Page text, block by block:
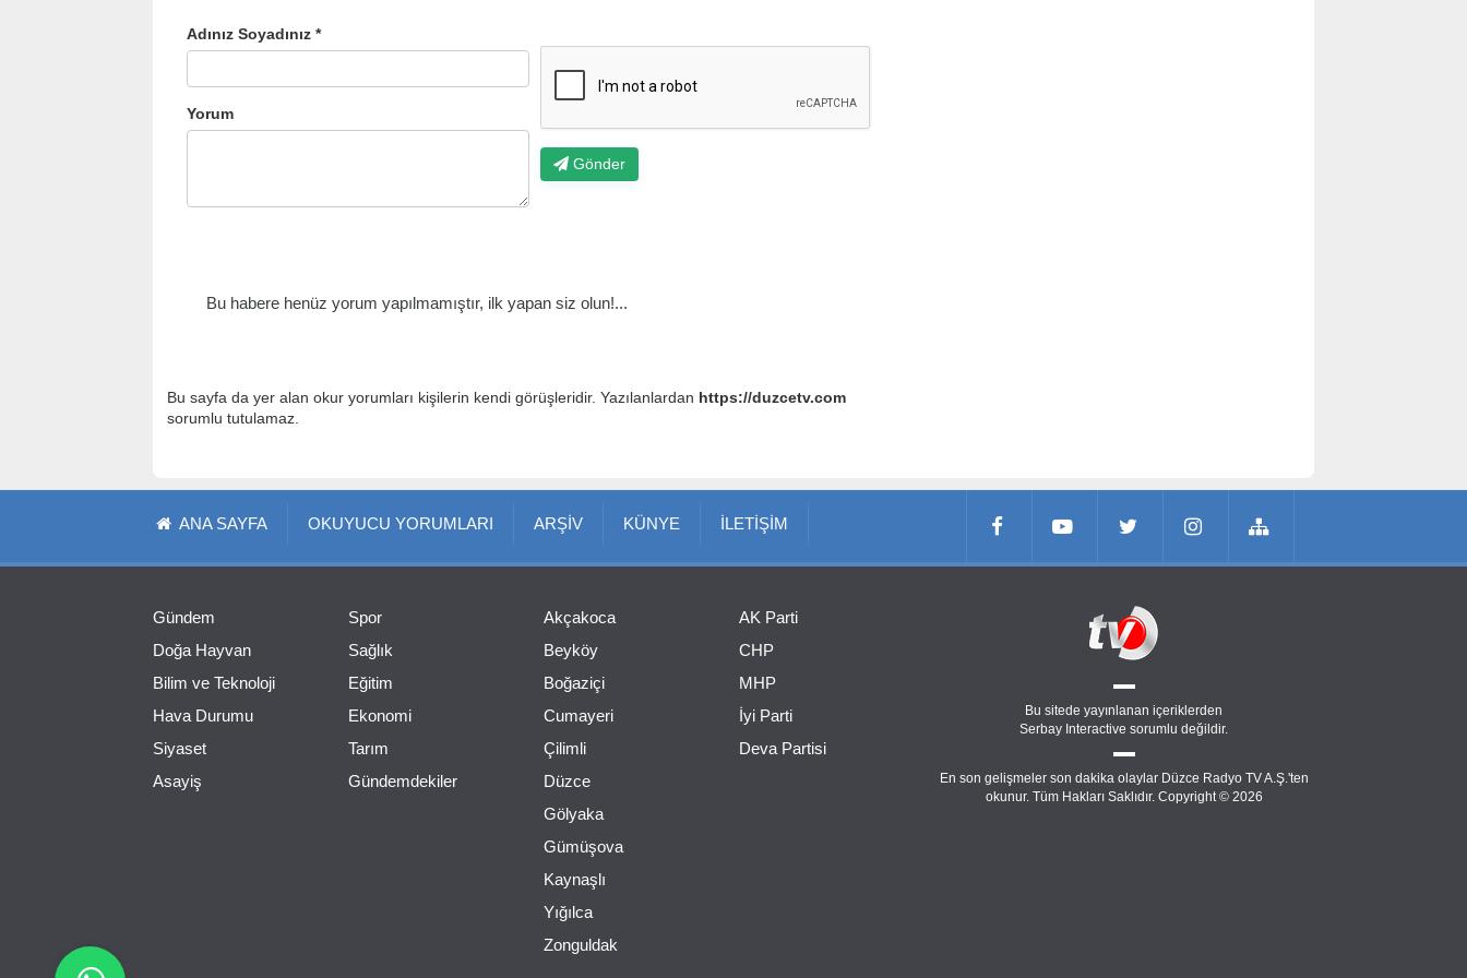
Adınız Soyadınız *
Yorum
Gönder
Bu habere henüz yorum yapılmamıştır, ilk yapan siz olun!...
Bu sayfa da yer alan okur yorumları kişilerin kendi görüşleridir. Yazılanlardan https://duzcetv.com
sorumlu tutulamaz.
ANA SAYFA OKUYUCU YORUMLARI ARŞİV KÜNYE İLETİŞİM
Gündem
Doğa Hayvan
Bilim ve Teknoloji
Hava Durumu
Siyaset
Asayiş
Spor
Sağlık
Eğitim
Ekonomi
Tarım
Gündemdekiler
Akçakoca
Beyköy
Boğaziçi
Cumayeri
Çilimli
Düzce
Gölyaka
Gümüşova
Kaynaşlı
Yığılca
Zonguldak
AK Parti
CHP
MHP
İyi Parti
Deva Partisi
Bu sitede yayınlanan içeriklerden
Serbay Interactive sorumlu değildir.
En son gelişmeler son dakika olaylar Düzce Radyo TV A.Ş.'ten
okunur. Tüm Hakları Saklıdır. Copyright © 2026